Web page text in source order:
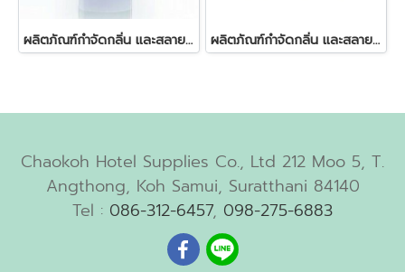
ผลิตภัณฑ์กำจัดกลิ่น และสลายกากสิ่งปฎิกูลในบ่อเกรอะ 250 มล. ผลิตภัณฑ์กำจัดกลิ่น และสลายกากสิ่งปฎิกูลในบ่อเกรอะ
Chaokoh Hotel Supplies Co., Ltd 212 Moo 5, T.
Angthong, Koh Samui, Suratthani 84140
Tel : 086-312-6457, 098-275-6883